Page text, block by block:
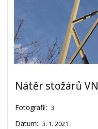
Nátěr stožárů VN
Fotografií: 3
Datum: 3. 1. 2021